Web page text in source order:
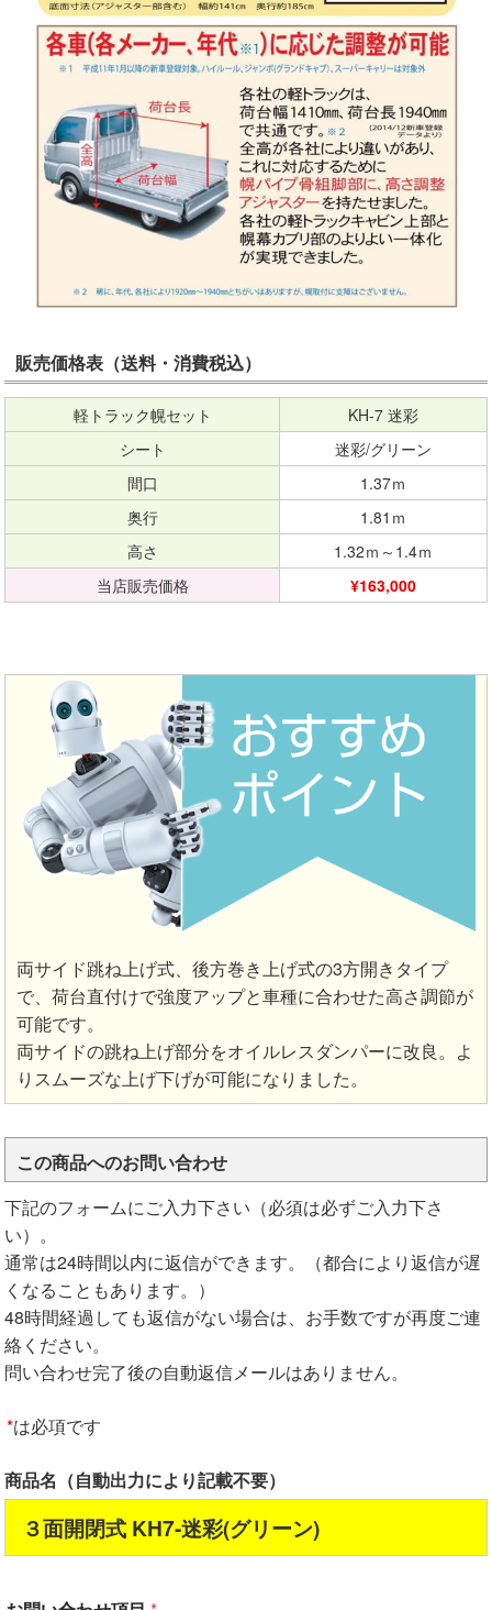
販売価格表（送料・消費税込）
軽トラック幌セット
KH-7 迷彩
シート
迷彩/グリーン
間口
1.37ｍ
奥行
1.81ｍ
高さ
1.32ｍ～1.4ｍ
当店販売価格
¥163,000
両サイド跳ね上げ式、後方巻き上げ式の3方開きタイプ
で、荷台直付けで強度アップと車種に合わせた高さ調節が
可能です。
両サイドの跳ね上げ部分をオイルレスダンパーに改良。よ
りスムーズな上げ下げが可能になりました。
この商品へのお問い合わせ
下記のフォームにご入力下さい（必須は必ずご入力下さ
い）。
通常は24時間以内に返信ができます。（都合により返信が遅
くなることもあります。）
48時間経過しても返信がない場合は、お手数ですが再度ご連
絡ください。
問い合わせ完了後の自動返信メールはありません。
*は必項です
商品名（自動出力により記載不要）
３面開閉式 KH7-迷彩(グリーン)